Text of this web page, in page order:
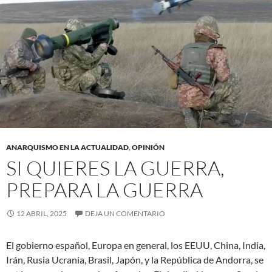
ANARQUISMO EN LA ACTUALIDAD,OPINIÓN
SI QUIERES LA GUERRA,
PREPARA LA GUERRA
12 ABRIL, 2025 DEJA UN COMENTARIO
El gobierno español, Europa en general, los EEUU, China, India,
Irán, Rusia Ucrania, Brasil, Japón, y la República de Andorra, se